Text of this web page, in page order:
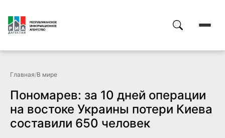
Главная/В мире
Пономарев: за 10 дней операции
на востоке Украины потери Киева
составили 650 человек